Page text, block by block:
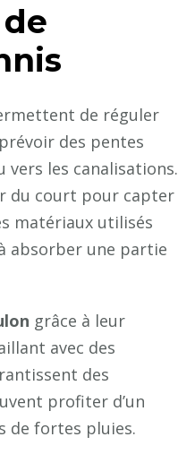
de réguler
des pentes
les canalisations.
du court pour capter
matériaux utilisés
absorber une partie
grâce à leur
avec des
des
profiter d’un
de fortes pluies.